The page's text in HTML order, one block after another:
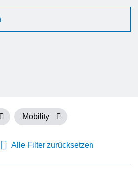
Mobility
Alle Filter zurücksetzen